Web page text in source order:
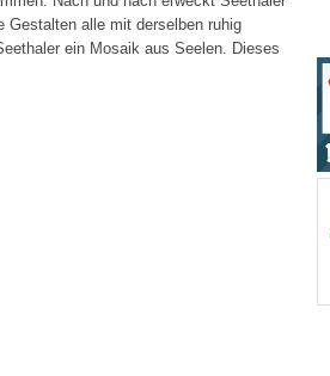
Gestalten alle mit derselben ruhig
ein Mosaik aus Seelen. Dieses